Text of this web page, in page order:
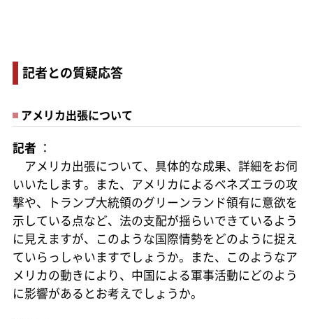
記者との質疑応答
アメリカ出張について
記者 ：
アメリカ出張について、具体的な成果、詳細をお伺
いいたします。また、アメリカによるベネズエラの攻
撃や、トランプ大統領のグリーンランド領有に意欲を
示している点など、法の支配が揺らいできているよう
に見えますが、このような国際情勢をどのように捉え
ていらっしゃいますでしょうか。また、このようなア
メリカの動きにより、中国による軍事活動にどのよう
に影響があるとお考えでしょうか。